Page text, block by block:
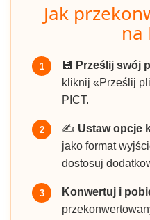
Jak
na
1 💾 Prześlij swój
kliknij «Prześlij
PICT.
2 ✍️ Ustaw opcje
jako format
dostosuj
3 Konwertuj i